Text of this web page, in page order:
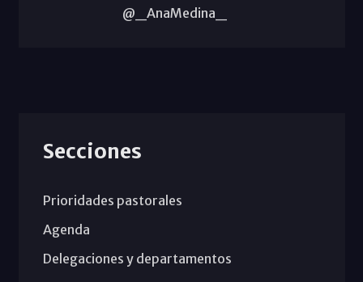
@_AnaMedina_
Secciones
Prioridades pastorales
Agenda
Delegaciones y departamentos